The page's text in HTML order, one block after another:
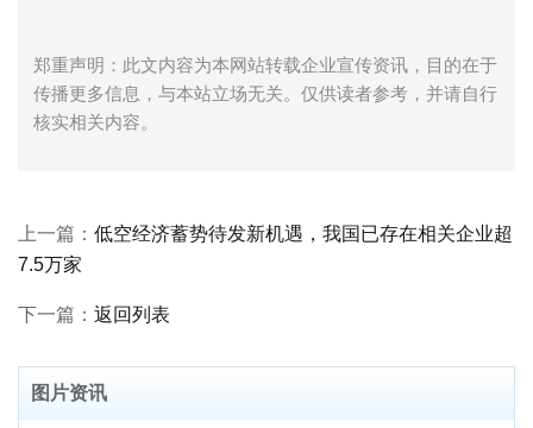
郑重声明：此文内容为本网站转载企业宣传资讯，目的在于
传播更多信息，与本站立场无关。仅供读者参考，并请自行
核实相关内容。
上一篇： 低空经济蓄势待发新机遇，我国已存在相关企业超
7.5万家
下一篇： 返回列表
图片资讯